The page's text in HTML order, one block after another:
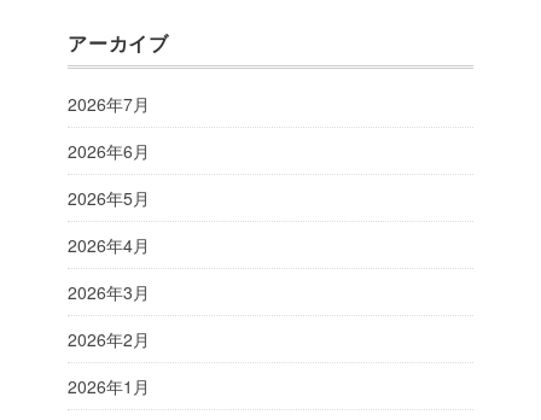
アーカイブ
2026年7月
2026年6月
2026年5月
2026年4月
2026年3月
2026年2月
2026年1月